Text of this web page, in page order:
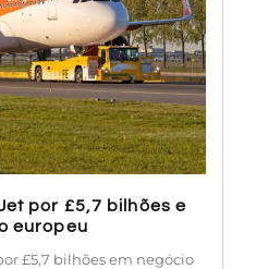
por £5,7 bilhões e
europeu
£5,7 bilhões em negócio